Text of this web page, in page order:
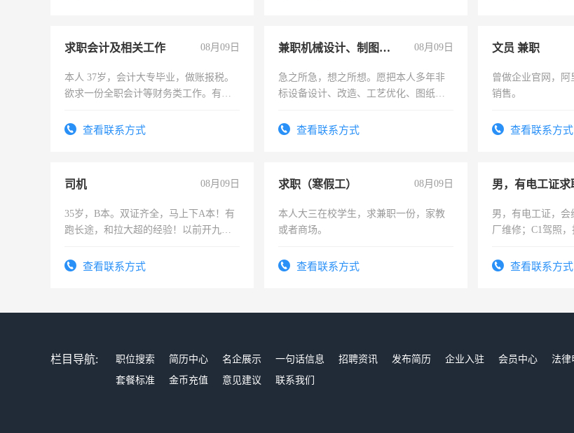
求职会计及相关工作 08月09日
本人 37岁，会计大专毕业，做账报税。
欲求一份全职会计等财务类工作。有会
查看联系方式
兼职机械设计、制图、设备改造 08月09日
急之所急，想之所想。愿把本人多年非
标设备设计、改造、工艺优化、图纸制
结识有识之士，共享未来。
查看联系方式
文员 兼职
曾做企业官网，
销售。
查看联系方式
司机 08月09日
35岁，B本。双证齐全，马上下A本！有
跑长途，和拉大超的经验！以前开九米
查看联系方式
求职（寒假工） 08月09日
本人大三在校学生，求兼职一份，家教
或者商场。
查看联系方式
男，有电工证求
男，有电工证，
厂维修；C1驾照
电话查看联系方式
栏目导航: 职位搜索 简历中心 名企展示 一句话信息 招聘资讯 发布简历 企业入驻 会员中心
法律
套餐标准
金币充值 意见建议 联系我们